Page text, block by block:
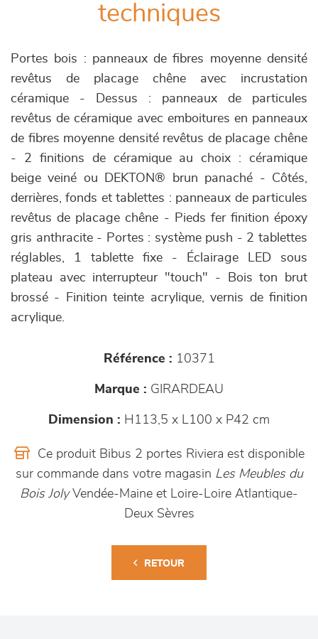
techniques
Portes bois : panneaux de fibres moyenne densité
revêtus de placage chêne avec incrustation
céramique - Dessus : panneaux de particules
revêtus de céramique avec emboitures en panneaux
de fibres moyenne densité revêtus de placage chêne
- 2 finitions de céramique au choix : céramique
beige veiné ou DEKTON® brun panaché - Côtés,
derrières, fonds et tablettes : panneaux de particules
revêtus de placage chêne - Pieds fer finition époxy
gris anthracite - Portes : système push - 2 tablettes
réglables, 1 tablette fixe - Éclairage LED sous
plateau avec interrupteur "touch" - Bois ton brut
brossé - Finition teinte acrylique, vernis de finition
acrylique.
Référence : 10371
Marque : GIRARDEAU
Dimension : H113,5 x L100 x P42 cm
Ce produit Bibus 2 portes Riviera est disponible
sur commande dans votre magasin Les Meubles du
Bois JolyVendée-Maine et Loire-Loire Atlantique-
Deux Sèvres
RETOUR